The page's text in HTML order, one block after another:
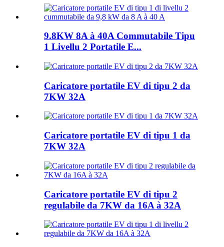
9.8KW 8A à 40A Commutabile Tipu
1 Livellu 2 Portatile E...
Caricatore portatile EV di tipu 2 da
7KW 32A
Caricatore portatile EV di tipu 1 da
7KW 32A
Caricatore portatile EV di tipu 2
regulabile da 7KW da 16A à 32A